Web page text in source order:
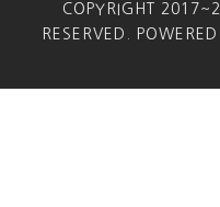
COPYRIGHT
RESERVED.